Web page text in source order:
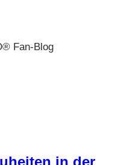
Fan-Blog
in der